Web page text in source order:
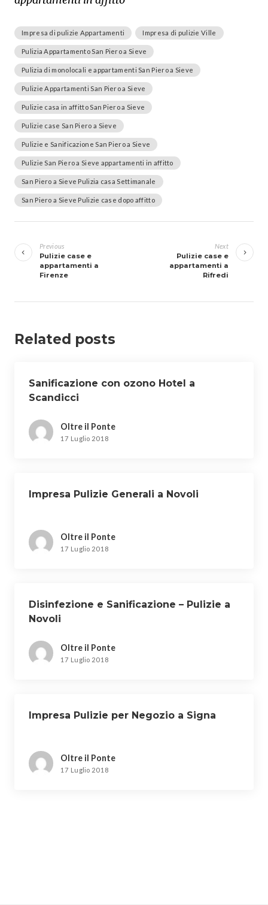
Impresa di pulizie Appartamenti Impresa di pulizie Ville
Pulizia Appartamento San Piero a Sieve
Pulizia di monolocali e appartamenti San Piero a Sieve
Pulizie Appartamenti San Piero a Sieve
Pulizie casa in affitto San Piero a Sieve
Pulizie case San Piero a Sieve
Pulizie e Sanificazione San Piero a Sieve
Pulizie San Piero a Sieve appartamenti in affitto
San Piero a Sieve Pulizia casa Settimanale
San Piero a Sieve Pulizie case dopo affitto
articoli
Previous
Pulizie case e
appartamenti a
Firenze
Next
Pulizie case e
appartamenti a
Rifredi
Related posts
Sanificazione con ozono Hotel a
Scandicci
Oltre il Ponte
17 Luglio 2018
Impresa Pulizie Generali a Novoli
Oltre il Ponte
17 Luglio 2018
Disinfezione e Sanificazione – Pulizie a
Novoli
Oltre il Ponte
17 Luglio 2018
Impresa Pulizie per Negozio a Signa
Oltre il Ponte
17 Luglio 2018